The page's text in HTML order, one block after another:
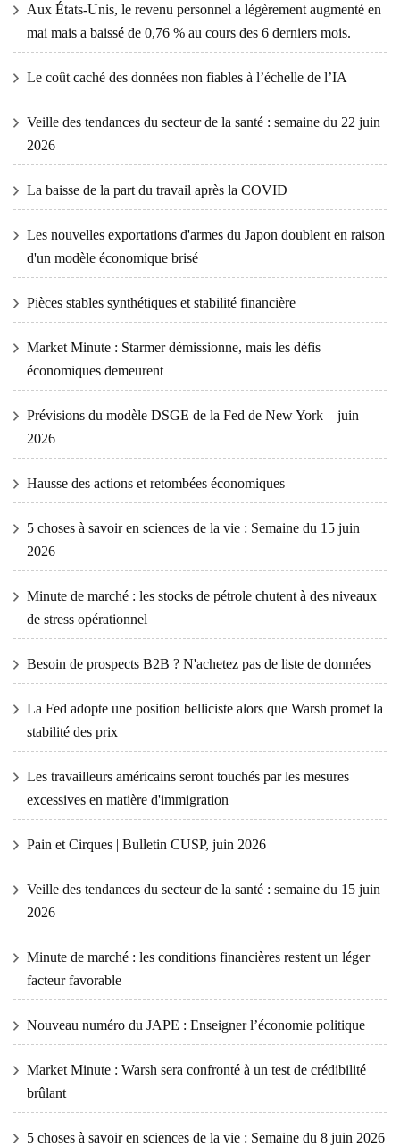
Aux États-Unis, le revenu personnel a légèrement augmenté en
mai mais a baissé de 0,76 % au cours des 6 derniers mois.
Le coût caché des données non fiables à l’échelle de l’IA
Veille des tendances du secteur de la santé : semaine du 22 juin
2026
La baisse de la part du travail après la COVID
Les nouvelles exportations d'armes du Japon doublent en raison
d'un modèle économique brisé
Pièces stables synthétiques et stabilité financière
Market Minute : Starmer démissionne, mais les défis
économiques demeurent
Prévisions du modèle DSGE de la Fed de New York – juin
2026
Hausse des actions et retombées économiques
5 choses à savoir en sciences de la vie : Semaine du 15 juin
2026
Minute de marché : les stocks de pétrole chutent à des niveaux
de stress opérationnel
Besoin de prospects B2B ? N'achetez pas de liste de données
La Fed adopte une position belliciste alors que Warsh promet la
stabilité des prix
Les travailleurs américains seront touchés par les mesures
excessives en matière d'immigration
Pain et Cirques | Bulletin CUSP, juin 2026
Veille des tendances du secteur de la santé : semaine du 15 juin
2026
Minute de marché : les conditions financières restent un léger
facteur favorable
Nouveau numéro du JAPE : Enseigner l’économie politique
Market Minute : Warsh sera confronté à un test de crédibilité
brûlant
5 choses à savoir en sciences de la vie : Semaine du 8 juin 2026